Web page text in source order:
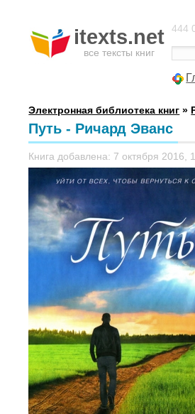
itexts.net
все тексты книг
444
Электронная библиотека книг »
Путь - Ричард Эванс
Книга добавлена: 7 октября 2016,